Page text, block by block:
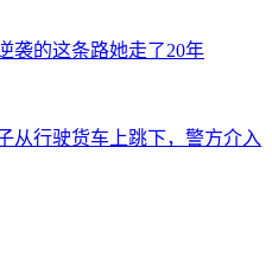
袭的这条路她走了20年
从行驶货车上跳下，警方介入